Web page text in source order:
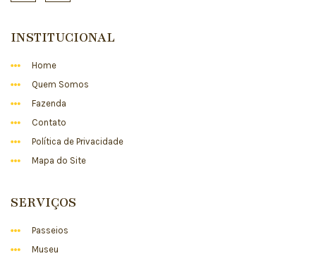
INSTITUCIONAL
Home
Quem Somos
Fazenda
Contato
Política de Privacidade
Mapa do Site
SERVIÇOS
Passeios
Museu